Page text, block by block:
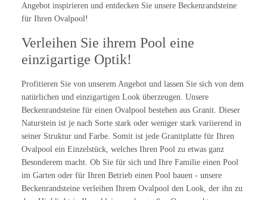
Angebot inspirieren und entdecken Sie unsere Beckenrandsteine
für Ihren Ovalpool!
Verleihen Sie ihrem Pool eine
einzigartige Optik!
Profitieren Sie von unserem Angebot und lassen Sie sich von dem
natürlichen und einzigartigen Look überzeugen. Unsere
Beckenrandsteine für einen Ovalpool bestehen aus Granit. Dieser
Naturstein ist je nach Sorte stark oder weniger stark variierend in
seiner Struktur und Farbe. Somit ist jede Granitplatte für Ihren
Ovalpool ein Einzelstück, welches Ihren Pool zu etwas ganz
Besonderem macht. Ob Sie für sich und Ihre Familie einen Pool
im Garten oder für Ihren Betrieb einen Pool bauen - unsere
Beckenrandsteine verleihen Ihrem Ovalpool den Look, der ihn zu